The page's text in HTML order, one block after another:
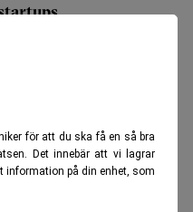
för att du ska få en så bra
Det innebär att vi lagrar
information på din enhet, som